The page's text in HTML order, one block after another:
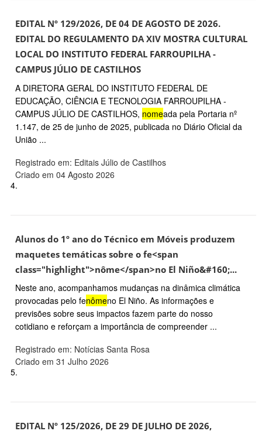
EDITAL Nº 129/2026, DE 04 DE AGOSTO DE 2026.
EDITAL DO REGULAMENTO DA XIV MOSTRA CULTURAL
LOCAL DO INSTITUTO FEDERAL FARROUPILHA -
CAMPUS JÚLIO DE CASTILHOS
A DIRETORA GERAL DO INSTITUTO FEDERAL DE
EDUCAÇÃO, CIÊNCIA E TECNOLOGIA FARROUPILHA -
CAMPUS JÚLIO DE CASTILHOS, nomeada pela Portaria nº
1.147, de 25 de junho de 2025, publicada no Diário Oficial da
União ...
Registrado em: Editais Júlio de Castilhos
Criado em 04 Agosto 2026
4.
Alunos do 1º ano do Técnico em Móveis produzem
maquetes temáticas sobre o fe<span
class="highlight">nôme</span>no El Niño&#160;...
Neste ano, acompanhamos mudanças na dinâmica climática
provocadas pelo fenômeno El Niño. As informações e
previsões sobre seus impactos fazem parte do nosso
cotidiano e reforçam a importância de compreender ...
Registrado em: Notícias Santa Rosa
Criado em 31 Julho 2026
5.
EDITAL Nº 125/2026, DE 29 DE JULHO DE 2026,